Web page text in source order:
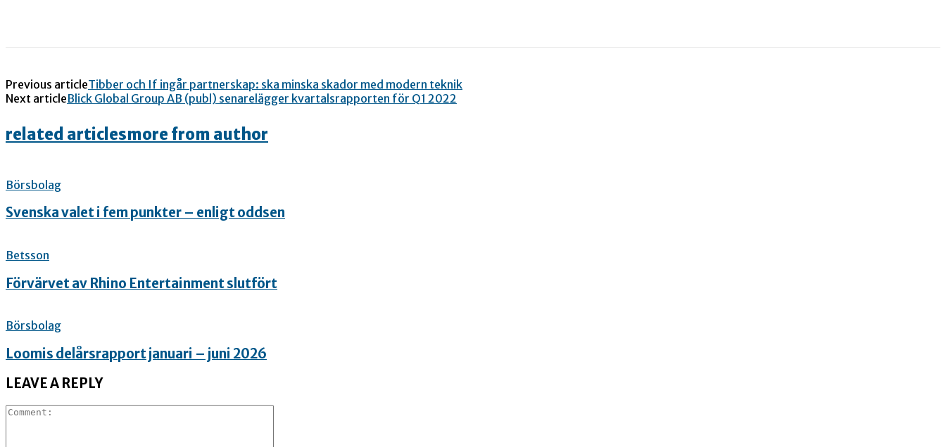
Previous articleTibber och If ingår partnerskap: ska minska skador med modern teknik
Next articleBlick Global Group AB (publ) senarelägger kvartalsrapporten för Q1 2022
related articlesmore from author
Börsbolag
Svenska valet i fem punkter – enligt oddsen
Betsson
Förvärvet av Rhino Entertainment slutfört
Börsbolag
Loomis delårsrapport januari – juni 2026
LEAVE A REPLY